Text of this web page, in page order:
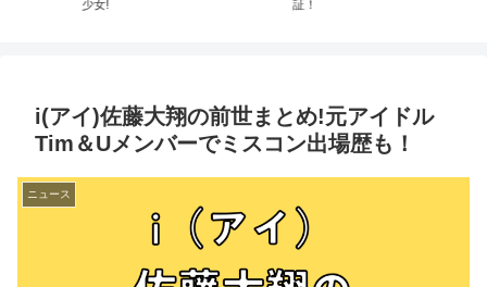
i(アイ)佐藤大翔の前世まとめ!元アイドル
Tim＆Uメンバーでミスコン出場歴も！
ニュース